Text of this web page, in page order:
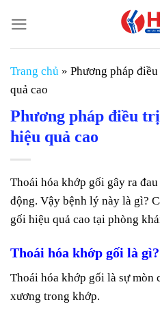
đến
nội
dung
Trang chủ » Phương pháp
quả cao
Phương pháp điều
hiệu quả cao
Thoái hóa khớp gối gây ra
động. Vậy bệnh lý này là gì?
gối hiệu quả cao tại phòng
Thoái hóa khớp gối là gì?
Thoái hóa khớp gối là sự mòn
xương trong khớp.